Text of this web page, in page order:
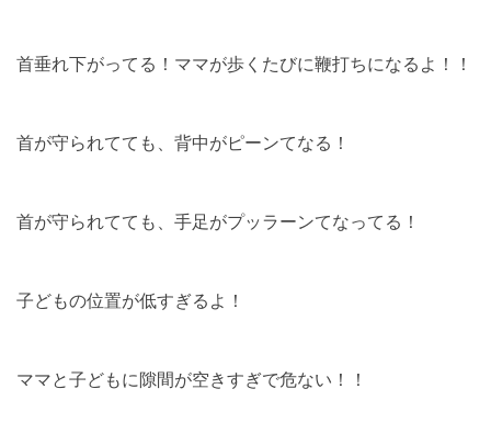
首垂れ下がってる！ママが歩くたびに鞭打ちになるよ！！
首が守られてても、背中がピーンてなる！
首が守られてても、手足がプッラーンてなってる！
子どもの位置が低すぎるよ！
ママと子どもに隙間が空きすぎで危ない！！